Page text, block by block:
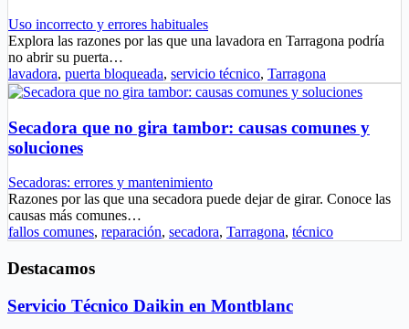
Uso incorrecto y errores habituales
Explora las razones por las que una lavadora en Tarragona podría
no abrir su puerta…
lavadora, puerta bloqueada, servicio técnico, Tarragona
Secadora que no gira tambor: causas comunes y
soluciones
Secadoras: errores y mantenimiento
Razones por las que una secadora puede dejar de girar. Conoce las
causas más comunes…
fallos comunes, reparación, secadora, Tarragona, técnico
Destacamos
Servicio Técnico Daikin en Montblanc